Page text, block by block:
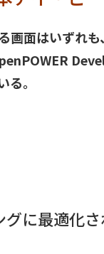
画面はいずれ
る。
グに最適化